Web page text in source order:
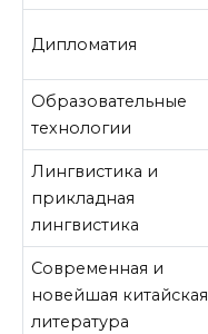
Дипломатия
Образовательные
технологии
Лингвистика и
прикладная
лингвистика
Современная и
новейшая китайская
литература